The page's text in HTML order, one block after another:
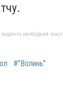
необхідний
#"Волинь"